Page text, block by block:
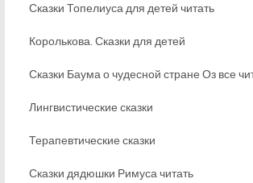
Сказки Топелиуса для детей читать
Королькова. Сказки для детей
Сказки Баума о чудесной стране Оз все
Лингвистические сказки
Терапевтические сказки
Сказки дядюшки Римуса читать